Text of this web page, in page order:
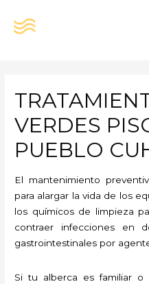
VERDES
PUEBLO
El mantenimiento
para alargar la vida de los
los químicos de limpieza
contraer infecciones en
gastrointestinales por
Si tu alberca es familiar